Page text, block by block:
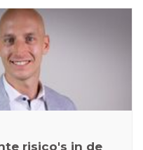
risico's in de